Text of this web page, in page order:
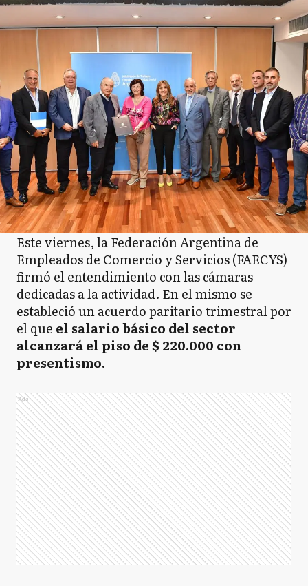
Este viernes, la Federación Argentina de
Empleados de Comercio y Servicios (FAECYS)
firmó el entendimiento con las cámaras
dedicadas a la actividad. En el mismo se
estableció un acuerdo paritario trimestral por
el que el salario básico del sector
alcanzará el piso de $ 220.000 con
presentismo.
Ads